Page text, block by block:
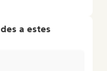
a estes